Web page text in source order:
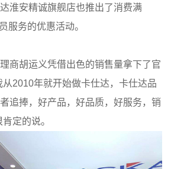
淮安精诚旗舰店也推出了消费满
服务的优惠活动。
商胡运义凭借出色的销售量拿下了官
从2010年就开始做卡仕达，卡仕达品
追捧，好产品，好品质，好服务，销
定的说。